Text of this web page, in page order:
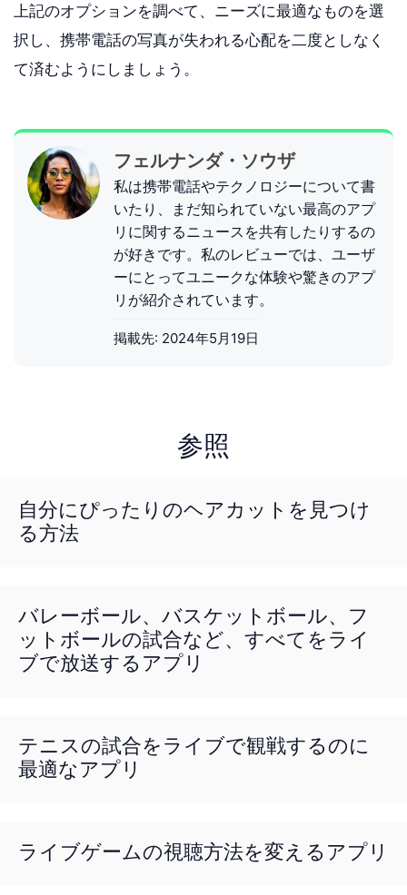
上記のオプションを調べて、ニーズに最適なものを選
択し、携帯電話の写真が失われる心配を二度としなく
て済むようにしましょう。
フェルナンダ・ソウザ
私は携帯電話やテクノロジーについて書
いたり、まだ知られていない最高のアプ
リに関するニュースを共有したりするの
が好きです。私のレビューでは、ユーザ
ーにとってユニークな体験や驚きのアプ
リが紹介されています。
掲載先: 2024年5月19日
参照
自分にぴったりのヘアカットを見つけ
る方法
バレーボール、バスケットボール、フ
ットボールの試合など、すべてをライ
ブで放送するアプリ
テニスの試合をライブで観戦するのに
最適なアプリ
ライブゲームの視聴方法を変えるアプリ